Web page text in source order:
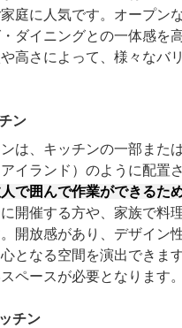
庭に人気です。オープン
ダイニングとの一体感を高
高さによって、様々なバ
ン
は、キッチンの一部また
イランド）のように配置
で囲んで作業ができるた
開催する方や、家族で料
開放感があり、デザイン
となる空間を演出できま
ペースが必要となります。
チン